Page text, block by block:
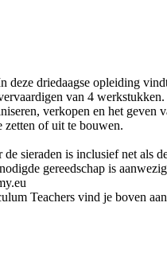
driedaagse opleiding
van 4 werkstukken.
verkopen en het geven
zetten of uit te bouwen.
sieraden is inclusief net als
gereedschap is
Teachers vind je boven